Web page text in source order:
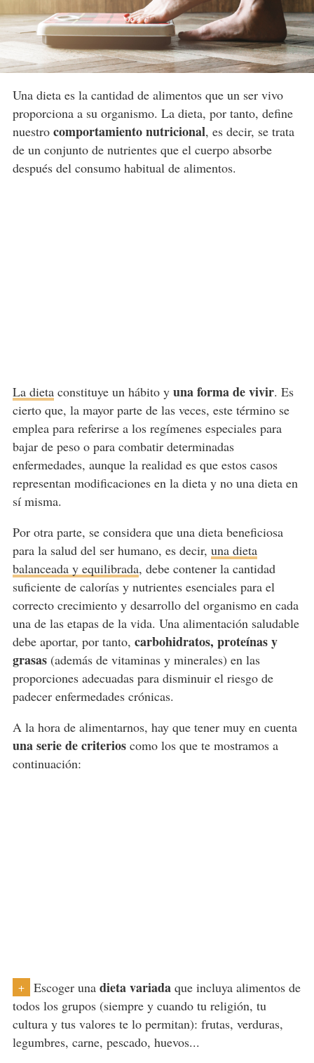
Una dieta es la cantidad de alimentos que un ser vivo
proporciona a su organismo. La dieta, por tanto, define
nuestro comportamiento nutricional, es decir, se trata
de un conjunto de nutrientes que el cuerpo absorbe
después del consumo habitual de alimentos.
La dietaconstituye un hábito y una forma de vivir. Es
cierto que, la mayor parte de las veces, este término se
emplea para referirse a los regímenes especiales para
bajar de peso o para combatir determinadas
enfermedades, aunque la realidad es que estos casos
representan modificaciones en la dieta y no una dieta en
sí misma.
Por otra parte, se considera que una dieta beneficiosa
para la salud del ser humano, es decir, una dieta
balanceada y equilibrada, debe contener la cantidad
suficiente de calorías y nutrientes esenciales para el
correcto crecimiento y desarrollo del organismo en cada
una de las etapas de la vida. Una alimentación saludable
debe aportar, por tanto, carbohidratos, proteínas y
grasas(además de vitaminas y minerales) en las
proporciones adecuadas para disminuir el riesgo de
padecer enfermedades crónicas.
A la hora de alimentarnos, hay que tener muy en cuenta
una serie de criterioscomo los que te mostramos a
continuación:
+ Escoger una dieta variadaque incluya alimentos de
todos los grupos (siempre y cuando tu religión, tu
cultura y tus valores te lo permitan): frutas, verduras,
legumbres, carne, pescado, huevos...